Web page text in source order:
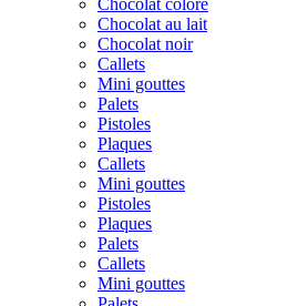
Chocolat coloré
Chocolat au lait
Chocolat noir
Callets
Mini gouttes
Palets
Pistoles
Plaques
Callets
Mini gouttes
Pistoles
Plaques
Palets
Callets
Mini gouttes